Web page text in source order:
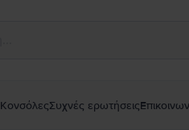
ΚονσόλεςΣυχνές ερωτήσεις